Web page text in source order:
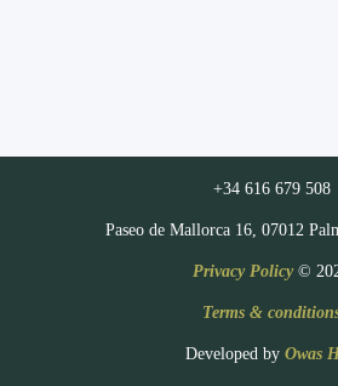
+34 616 679 508
Paseo de Mallorca 16, 07012
Privacy Policy ©
Terms &
Developed by Owas